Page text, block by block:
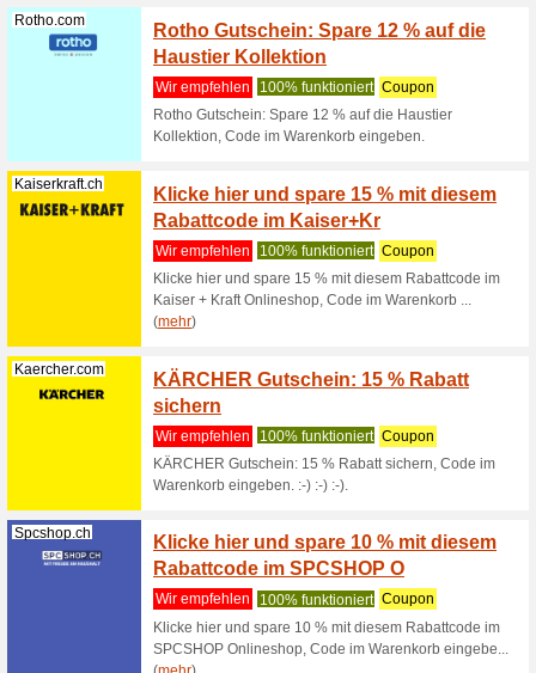
SALE
Wir
Kaercher.com
15 %
Wir
bietet